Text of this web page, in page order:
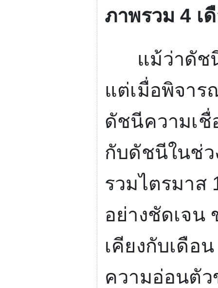
ภาพรวม4 เ
แม้ว่าดัชนี
แต่เมื่อพิจา
ดัชนีความเชื่
กับดัชนีในช่
รวมไตรมาส
อย่างชัดเจน
เคียงกับเดื
ความอ่อนตัว